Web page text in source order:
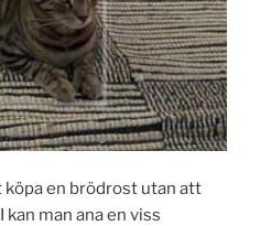
köpa en brödrost utan att
man ana en viss